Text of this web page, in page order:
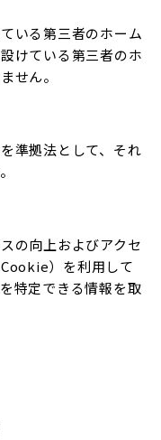
いる第三者のホーム
けている第三者のホ
せん。
準拠法として、それ
の向上およびアクセ
）を利用して
特定できる情報を取